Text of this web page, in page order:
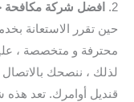
2.
افضل شركة
حين تقرر الاستعانة
محترفة و متخصصة ،
لذلك ، ننصحك
قنديل أوامرك. تعد